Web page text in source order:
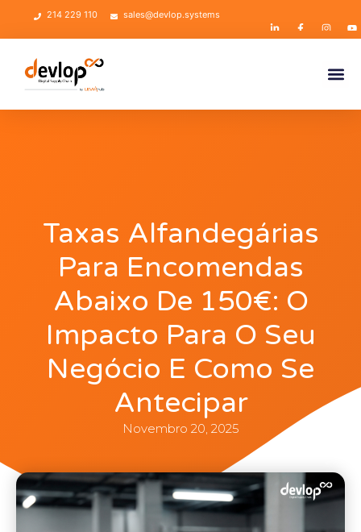
214 229 110 sales@devlop.systems
Taxas Alfandegárias
Para Encomendas
Abaixo De 150€: O
Impacto Para O Seu
Negócio E Como Se
Antecipar
Novembro 20, 2025